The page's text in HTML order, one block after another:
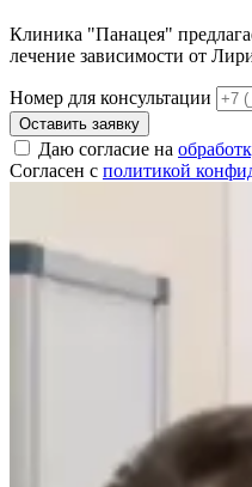
Клиника "Панацея"
лечение зависимости от
Номер для консультации
Оставить заявку
Даю согласие на
Согласен с политикой